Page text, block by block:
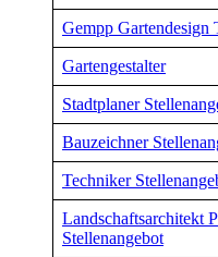
Gempp Gartendesign
Gartengestalter
Stadtplaner
Bauzeichner
Techniker
Landschaftsarchitekt
Stellenangebot